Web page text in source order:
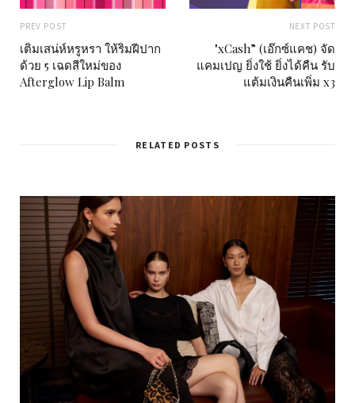
PREV POST
เติมเสน่ห์หรูหรา ให้ริมฝีปาก
ด้วย 5 เฉดสีใหม่ของ
Afterglow Lip Balm
NEXT POST
"xCash” (เอ๊กซ์แคช) จัด
แคมเปญ ยิ่งใช้ ยิ่งได้คืน รับ
แต้มเงินคืนเพิ่ม x3
RELATED POSTS